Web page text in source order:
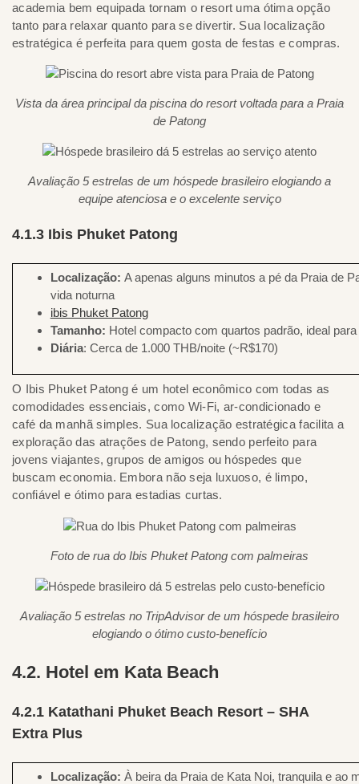
academia bem equipada tornam o resort uma ótima opção
tanto para relaxar quanto para se divertir. Sua localização
estratégica é perfeita para quem gosta de festas e compras.
Vista da área principal da piscina do resort voltada para a Praia
de Patong
Avaliação 5 estrelas de um hóspede brasileiro elogiando a
equipe atenciosa e o excelente serviço
4.1.3 Ibis Phuket Patong
Localização: A apenas alguns minutos a pé da Praia de
vida noturna
ibis Phuket Patong
Tamanho: Hotel compacto com quartos padrão, ideal
Diária: Cerca de 1.000 THB/noite (~R$170)
O Ibis Phuket Patong é um hotel econômico com todas as
comodidades essenciais, como Wi-Fi, ar-condicionado e
café da manhã simples. Sua localização estratégica facilita a
exploração das atrações de Patong, sendo perfeito para
jovens viajantes, grupos de amigos ou hóspedes que
buscam economia. Embora não seja luxuoso, é limpo,
confiável e ótimo para estadias curtas.
Foto de rua do Ibis Phuket Patong com palmeiras
Avaliação 5 estrelas no TripAdvisor de um hóspede brasileiro
elogiando o ótimo custo-benefício
4.2. Hotel em Kata Beach
4.2.1 Katathani Phuket Beach Resort – SHA
Extra Plus
Localização: À beira da Praia de Kata Noi, tranquila e ao